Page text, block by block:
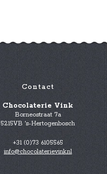
Contact
Chocolaterie Vink
Borneostraat 7a
5215VB 's-Hertogenbosch
+31 (0)73 6105565
info@chocolaterievink.nl